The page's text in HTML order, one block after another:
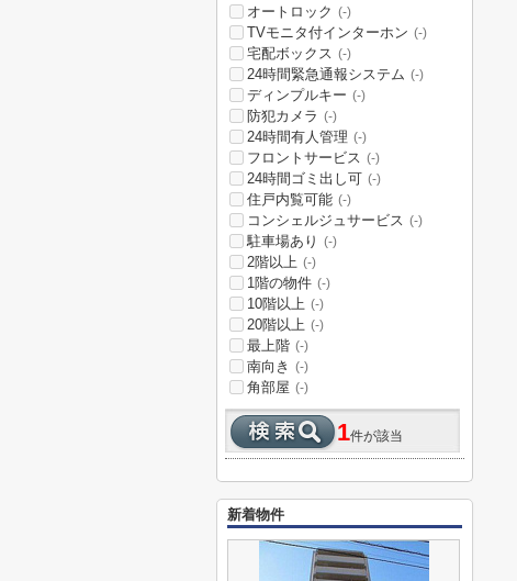
オートロック (-)
TVモニタ付インターホン (-)
宅配ボックス (-)
24時間緊急通報システム (-)
ディンプルキー (-)
防犯カメラ (-)
24時間有人管理 (-)
フロントサービス (-)
24時間ゴミ出し可 (-)
住戸内覧可能 (-)
コンシェルジュサービス (-)
駐車場あり (-)
2階以上 (-)
1階の物件 (-)
10階以上 (-)
20階以上 (-)
最上階 (-)
南向き (-)
角部屋 (-)
1件が該当
新着物件